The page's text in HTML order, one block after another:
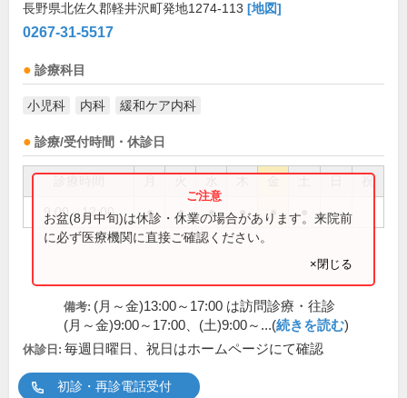
長野県北佐久郡軽井沢町発地1274-113 [地図]
0267-31-5517
診療科目
小児科 内科 緩和ケア内科
診療/受付時間・休診日
祝
9:00～12:00 ● ● ● ● ●
お盆(8月中旬)は休診・休業の場合があります。来院前
に必ず医療機関に直接ご確認ください。
×閉じる
備考: (月～金)13:00～17:00 は訪問診療・往診
(月～金)9:00～17:00、(土)9:00～...(続きを読む)
休診日: 毎週日曜日、祝日はホームページにて確認
初診・再診電話受付